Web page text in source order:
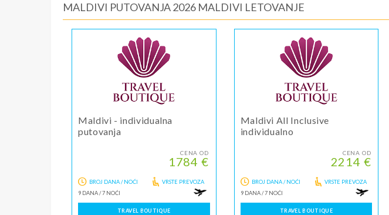
MALDIVI PUTOVANJA 2026 MALDIVI LETOVANJE
Maldivi - individualna
putovanja
CENA OD
1784 €
BROJ DANA / NOĆI
9 DANA/7 NOĆI
VRSTE PREVOZA
TRAVEL BOUTIQUE
Maldivi All Inclusive
individualno
CENA OD
2214 €
BROJ DANA / NOĆI
9 DANA/7 NOĆI
VRSTE PREVOZA
TRAVEL BOUTIQUE